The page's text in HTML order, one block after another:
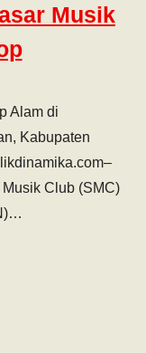
Musik
Alam di
Kabupaten
Club (SMC)